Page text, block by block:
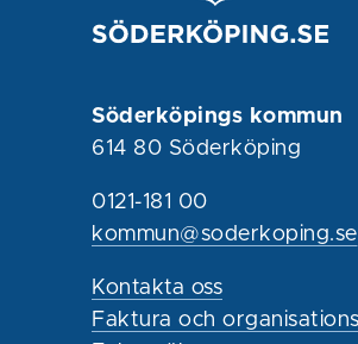
Söderköpings kommun
614 80 Söderköping
0121-181 00
kommun@soderkoping.se
Kontakta oss
Faktura och